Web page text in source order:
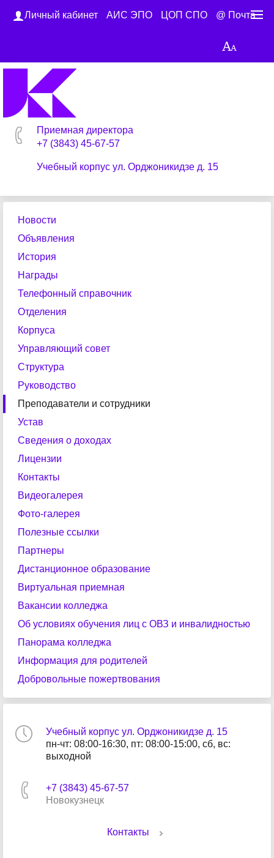
Личный кабинет АИС ЭПО ЦОП СПО @ Почта
Приемная директора
+7 (3843) 45-67-57
Учебный корпус ул. Орджоникидзе д. 15
Новости
Объявления
История
Награды
Телефонный справочник
Отделения
Корпуса
Управляющий совет
Структура
Руководство
Преподаватели и сотрудники
Устав
Сведения о доходах
Лицензии
Контакты
Видеогалерея
Фото-галерея
Полезные ссылки
Партнеры
Дистанционное образование
Виртуальная приемная
Вакансии колледжа
Об условиях обучения лиц с ОВЗ и инвалидностью
Панорама колледжа
Информация для родителей
Добровольные пожертвования
Учебный корпус ул. Орджоникидзе д. 15
пн-чт: 08:00-16:30, пт: 08:00-15:00, сб, вс:
выходной
+7 (3843) 45-67-57
Новокузнецк
Контакты